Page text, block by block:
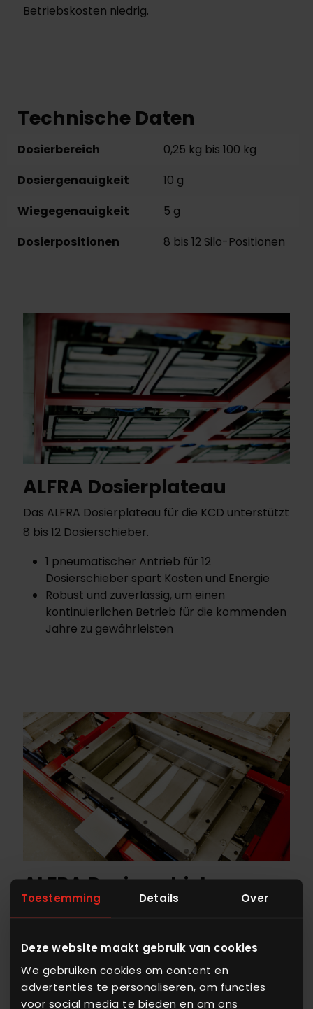
Toestemming Details Over
Deze website maakt gebruik van cookies
We gebruiken cookies om content en
advertenties te personaliseren, om functies
voor social media te bieden en om ons
Betriebskosten niedrig.
Technische Daten
Dosierbereich
0,25 kg bis 100 kg
Dosiergenauigkeit
10 g
Wiegegenauigkeit
5 g
Dosierpositionen
8 bis 12 Silo-Positionen
ALFRA Dosierplateau
Das ALFRA Dosierplateau für die KCD unterstützt
8 bis 12 Dosierschieber.
1 pneumatischer Antrieb für 12
Dosierschieber spart Kosten und Energie
Robust und zuverlässig, um einen
kontinuierlichen Betrieb für die kommenden
Jahre zu gewährleisten
ALFRA Dosierschieber
Der einzigartige ALFRA Dosierschieber ist das
Dynamischer Fließbereich 1:1000
Schnelle und genaue Dosierung
Der First-In-First-Out (FIFO) Produktfluss